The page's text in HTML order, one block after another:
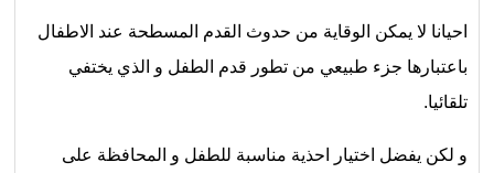
احيانا لا يمكن الوقاية من حدوث القدم المسطحة عند الاطفال
باعتبارها جزء طبيعي من تطور قدم الطفل و الذي يختفي
تلقائيا.
و لكن يفضل اختيار احذية مناسبة للطفل و المحافظة على